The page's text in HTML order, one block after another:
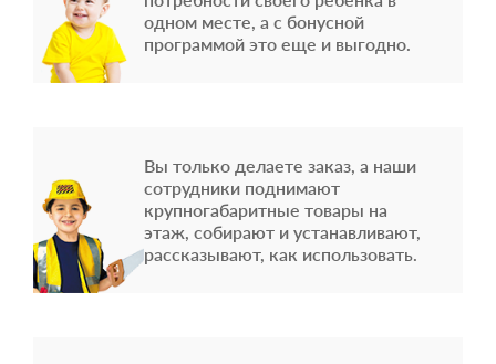
одном месте, а с бонусной
программой это еще и выгодно.
Вы только делаете заказ, а наши
сотрудники поднимают
крупногабаритные товары на
этаж, собирают и устанавливают,
рассказывают, как использовать.